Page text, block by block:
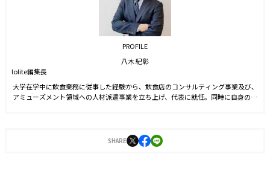
PROFILE
八木 紀彰
Iolite編集長
大学在学中に飲食業務に従事した経験から、飲食店のコンサルティング事業及び、
アミューズメント領域への人材派遣事業を立ち上げ、代表に就任。同時に自身のブ
刊。
SHARE